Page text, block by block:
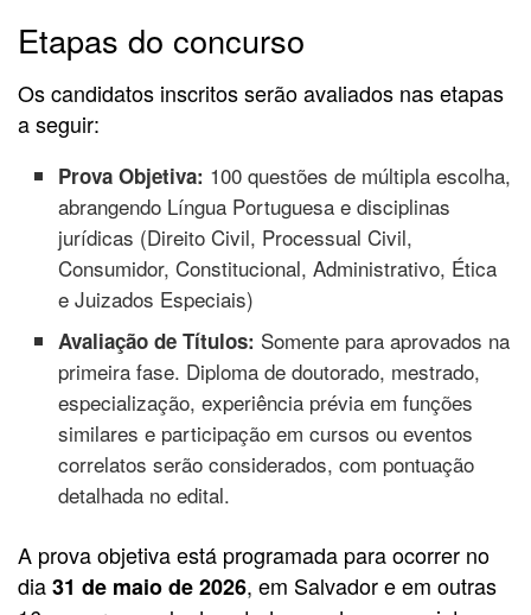
Etapas do concurso
Os candidatos inscritos serão avaliados nas etapas
a seguir:
Prova Objetiva: 100 questões de múltipla escolha,
abrangendo Língua Portuguesa e disciplinas
jurídicas (Direito Civil, Processual Civil,
Consumidor, Constitucional, Administrativo, Ética
e Juizados Especiais)
Avaliação de Títulos: Somente para aprovados na
primeira fase. Diploma de doutorado, mestrado,
especialização, experiência prévia em funções
similares e participação em cursos ou eventos
correlatos serão considerados, com pontuação
detalhada no edital.
A prova objetiva está programada para ocorrer no
dia31 de maio de 2026, em Salvador e em outras